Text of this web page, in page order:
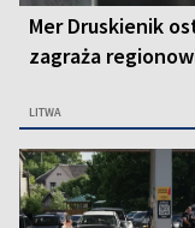
Mer Druskienik
zagraża
LITWA